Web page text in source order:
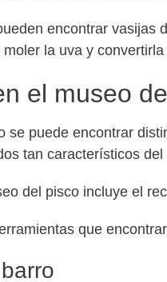
encontrar vasijas
la uva y
el museo
se puede encontrar
tan característicos del
del pisco incluye el
que